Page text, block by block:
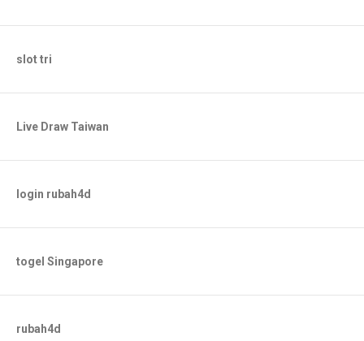
slot tri
Live Draw Taiwan
login rubah4d
togel Singapore
rubah4d